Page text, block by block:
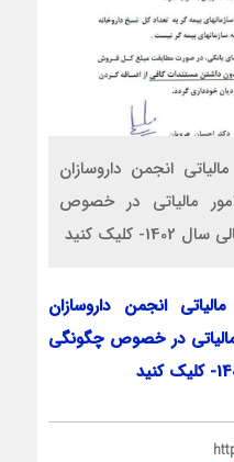
انجمن داروسازان
مالیاتی در خصوص
کنید
انجمن داروسازان
در خصوص چگونگی